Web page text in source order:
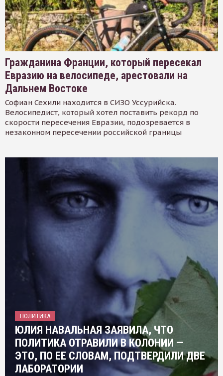
Гражданина Франции, который пересекал
Евразию на велосипеде, арестовали на
Дальнем Востоке
Софиан Сехили находится в СИЗО Уссурийска.
Велосипедист, который хотел поставить рекорд по
скорости пересечения Евразии, подозревается в
незаконном пересечении российской границы
ПОЛИТИКА
ЮЛИЯ НАВАЛЬНАЯ ЗАЯВИЛА, ЧТО
ПОЛИТИКА ОТРАВИЛИ В КОЛОНИИ —
ЭТО, ПО ЕЕ СЛОВАМ, ПОДТВЕРДИЛИ ДВЕ
ЛАБОРАТОРИИ